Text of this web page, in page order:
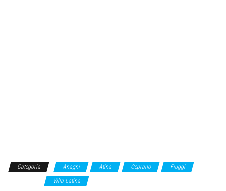
Categoria Anagni Atina Ceprano
Fiuggi
Villa Latina